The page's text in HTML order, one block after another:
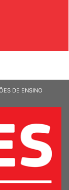
DE ENSINO